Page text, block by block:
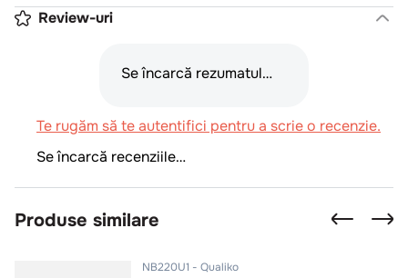
Review-uri
Se încarcă rezumatul…
Te rugăm să te autentifici pentru a scrie o recenzie.
Se încarcă recenziile…
Produse similare
NB220U1 Qualiko